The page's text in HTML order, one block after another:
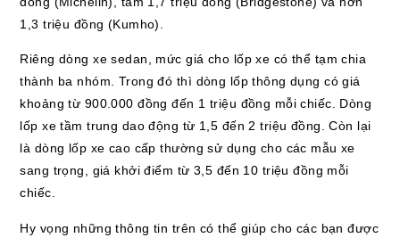
1,3 triệu đồng (Kumho).
Riêng dòng xe sedan, mức giá cho lốp xe có thể tạm chia
thành ba nhóm. Trong đó thì dòng lốp thông dụng có giá
khoảng từ 900.000 đồng đến 1 triệu đồng mỗi chiếc. Dòng
lốp xe tầm trung dao động từ 1,5 đến 2 triệu đồng. Còn lại
là dòng lốp xe cao cấp thường sử dụng cho các mẫu xe
sang trọng, giá khởi điểm từ 3,5 đến 10 triệu đồng mỗi
chiếc.
Hy vọng những thông tin trên có thể giúp cho các bạn được